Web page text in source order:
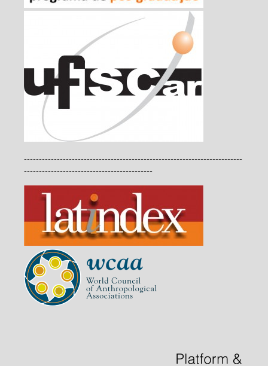
-------------------------------------------------------------------------
-------------------------------------------